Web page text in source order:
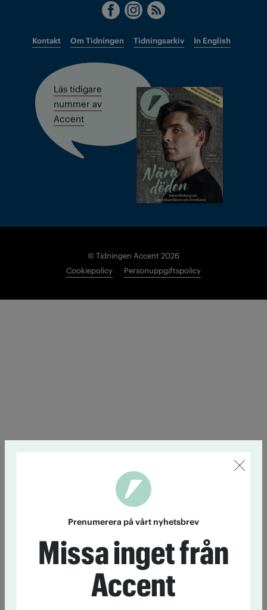
Kontakt Om Tidningen Tidningsarkiv In English
Läs tidigare
nummer av
Accent
© Tidningen Accent 2026
Cookiepolicy
Personuppgiftspolicy
Prenumerera på vårt nyhetsbrev
Missa inget från
Accent